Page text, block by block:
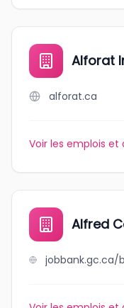
Alforat
alforat.ca
Voir les emplois et
Alfred